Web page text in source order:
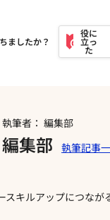
ましたか？
執筆者： 編集部
編集部
スキルアップにつなが